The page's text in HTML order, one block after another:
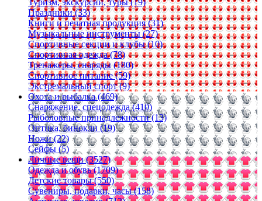
Туризм, экскурсии, туры (19)
Праздники (33)
Книги и печатная продукция (31)
Музыкальные инструменты (27)
Спортивные секции и клубы (10)
Спортивная одежда (78)
Тренажеры, снаряды (180)
Спортивное питание (59)
Экстремальный спорт (9)
Охота и рыбалка (469)
Снаряжение, спецодежда (410)
Рыболовные принадлежности (13)
Оптика, бинокли (19)
Ножи (22)
Сейфы (5)
Личные вещи (3527)
Одежда и обувь (1709)
Детские товары (550)
Сувениры, подарки, часы (158)